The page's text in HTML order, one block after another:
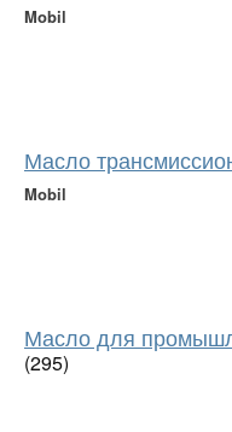
Mobil
Масло
Mobil
Масло для
(295)